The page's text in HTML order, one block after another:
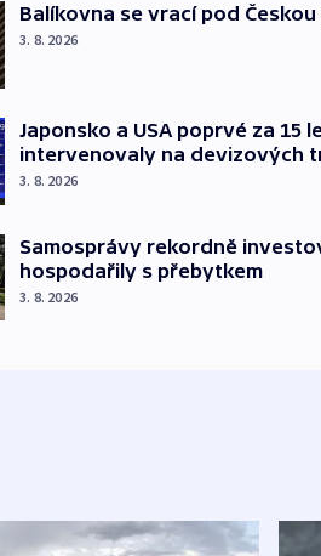
Balíkovna se vrací pod
3. 8. 2026
Japonsko a USA poprvé za 15
intervenovaly na devizových
3. 8. 2026
Samosprávy rekordně
hospodařily s přebytkem
3. 8. 2026